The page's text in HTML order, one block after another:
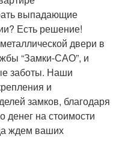
выпадающие
Есть решение!
двери в
“Замки-САО”, и
заботы. Наши
и
замков, благодаря
денег на стоимости
ждем ваших